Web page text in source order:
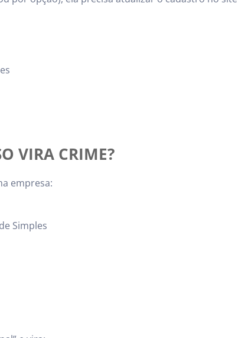
VIRA CRIME?
empresa:
Simples